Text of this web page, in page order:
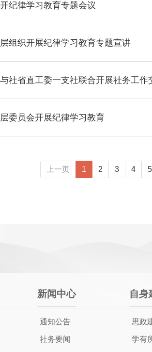
纪律学习教育专题会议
组织开展纪律学习教育专题宣讲
社省直工委一支社联合开展社务工作
委员会开展纪律学习教育
上一页 1 2 3 4 5
新闻中心
通知公告
社务要闻
自身
思政
学有